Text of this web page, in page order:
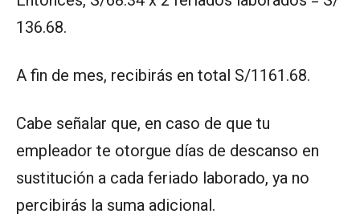
136.68.
A fin de mes, recibirás en total S/1161.68.
Cabe señalar que, en caso de que tu
empleador te otorgue días de descanso en
sustitución a cada feriado laborado, ya no
percibirás la suma adicional.